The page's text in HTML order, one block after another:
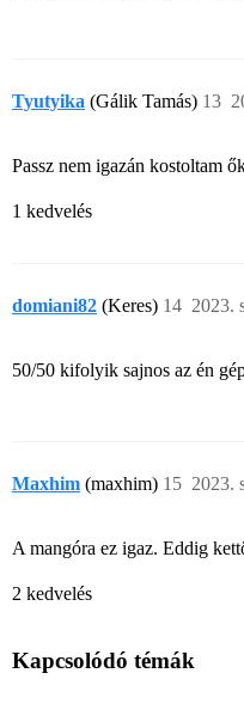
Tyutyika (Gálik Tamás) 13
Passz nem igazán kostoltam
1 kedvelés
domiani82 (Keres) 2023.
14
50/50 kifolyik sajnos az én
Maxhim (maxhim) 2023.
15
A mangóra ez igaz. Eddig
2 kedvelés
Kapcsolódó témák